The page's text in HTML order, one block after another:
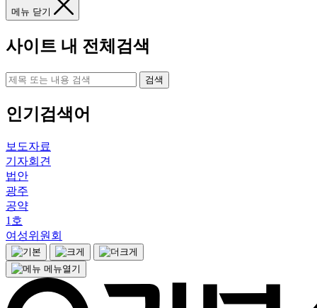
메뉴 닫기
사이트 내 전체검색
검색
인기검색어
보도자료
기자회견
법안
광주
공약
1호
여성위원회
메뉴열기